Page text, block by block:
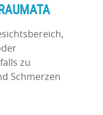
zu
Schmerzen